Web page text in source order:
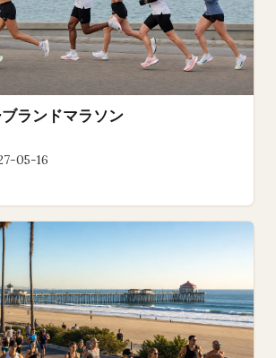
ランドマラソン
05-16